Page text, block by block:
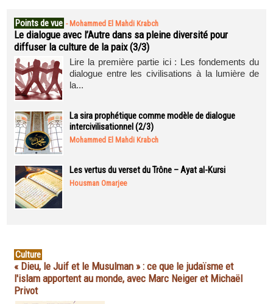
Points de vue - Mohammed El Mahdi Krabch
Le dialogue avec l’Autre dans sa pleine diversité pour
diffuser la culture de la paix (3/3)
Lire la première partie ici : Les fondements du
dialogue entre les civilisations à la lumière de
la...
La sira prophétique comme modèle de dialogue
intercivilisationnel (2/3)
Mohammed El Mahdi Krabch
Les vertus du verset du Trône – Ayat al-Kursi
Housman Omarjee
Culture
« Dieu, le Juif et le Musulman » : ce que le judaïsme et
l'islam apportent au monde, avec Marc Neiger et Michaël
Privot